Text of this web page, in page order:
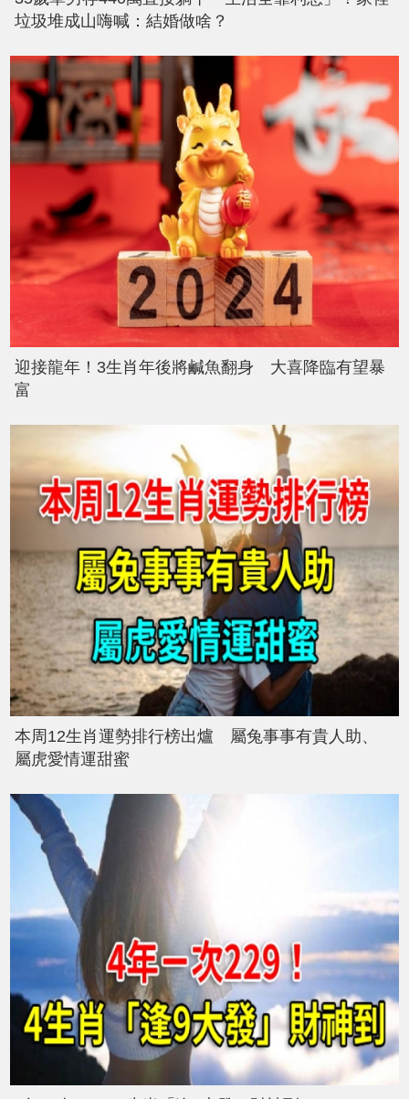
垃圾堆成山嗨喊：結婚做啥？
迎接龍年！3生肖年後將鹹魚翻身 大喜降臨有望暴
富
本周12生肖運勢排行榜出爐 屬兔事事有貴人助、
屬虎愛情運甜蜜